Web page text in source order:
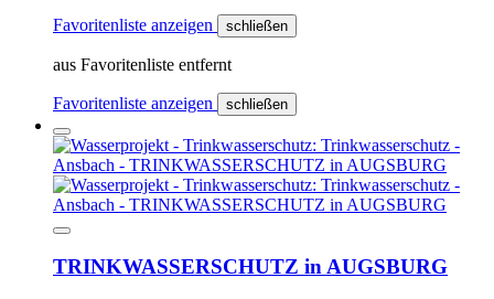
Favoritenliste anzeigen schließen
aus Favoritenliste entfernt
Favoritenliste anzeigen schließen
TRINKWASSERSCHUTZ in AUGSBURG